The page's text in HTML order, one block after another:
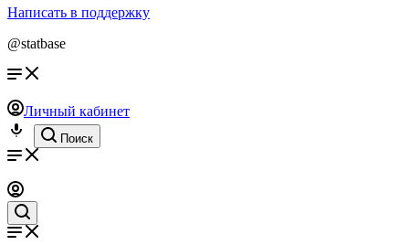
Написать в поддержку
@statbase
Личный кабинет
Поиск